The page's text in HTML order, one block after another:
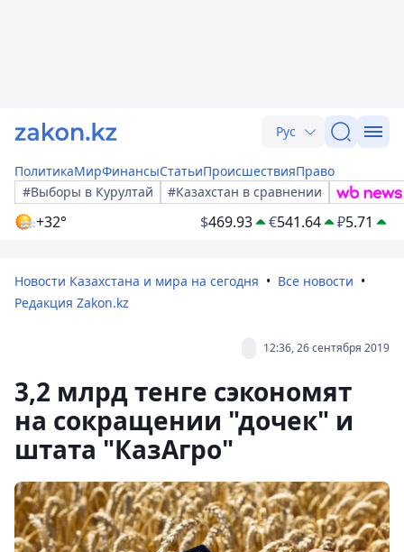
Рус
ПолитикаМирФинансыСтатьиПроисшествияПраво
#Выборы в Курултай
#Казахстан в сравнении
+32° $469.93 €541.64 ₽5.71
Новости Казахстана и мира на сегодня
Все новости
Редакция Zakon.kz
12:36, 26 сентября 2019
3,2 млрд тенге сэкономят
на сокращении "дочек" и
штата "КазАгро"